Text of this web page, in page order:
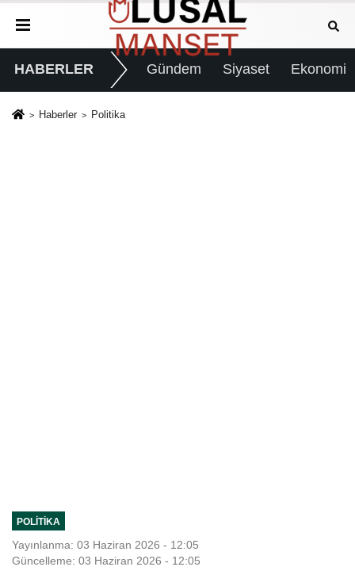
HABERLER Gündem Siyaset Ekonomi
Haberler Politika
POLITIKA
Yayınlanma: 03 Haziran 2026 - 12:05
Güncelleme: 03 Haziran 2026 - 12:05